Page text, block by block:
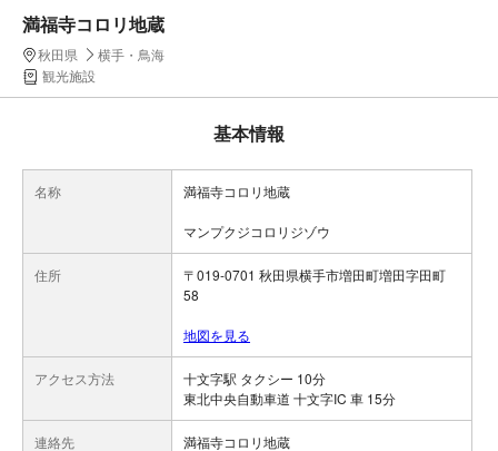
満福寺コロリ地蔵
秋田県
横手・鳥海
観光施設
基本情報
名称 満福寺コロリ地蔵
マンプクジコロリジゾウ
住所
〒019-0701 秋田県横手市増田町増田字田町
58
地図を見る
アクセス方法
十文字駅 タクシー 10分
東北中央自動車道 十文字IC 車 15分
連絡先
満福寺コロリ地蔵